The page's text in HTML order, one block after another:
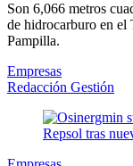
Son 6,066 metros
de hidrocarburo en
Pampilla.
Empresas
Redacción Gestión